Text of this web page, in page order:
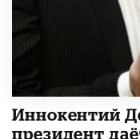
Иннокентий
президент